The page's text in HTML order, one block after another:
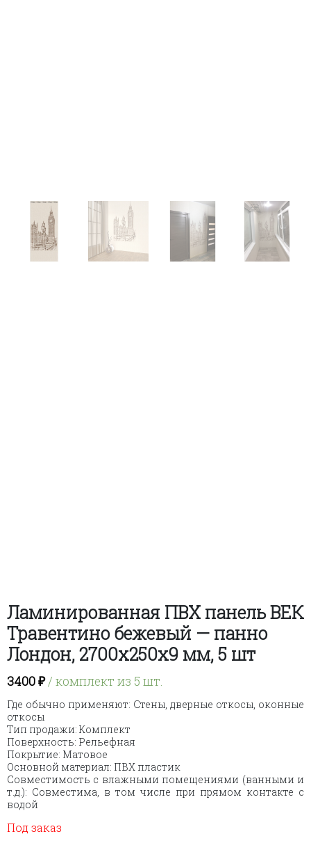
Ламинированная ПВХ панель ВЕК
Травентино бежевый — панно
Лондон, 2700х250х9 мм, 5 шт
3400₽/ комплект из 5 шт.
Где обычно применяют: Стены, дверные откосы, оконные
откосы
Тип продажи: Комплект
Поверхность: Рельефная
Покрытие: Матовое
Основной материал: ПВХ пластик
Совместимость с влажными помещениями (ванными и
т.д.): Совместима, в том числе при прямом контакте с
водой
Под заказ